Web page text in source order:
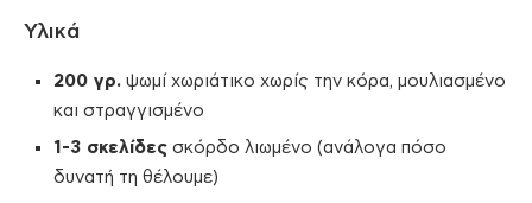
Υλικά
200 γρ. ψωμί χωριάτικο χωρίς την κόρα, μουλιασμένο
και στραγγισμένο
1-3 σκελίδες σκόρδο λιωμένο (ανάλογα πόσο
δυνατή τη θέλουμε)